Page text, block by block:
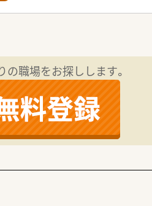
職場をお探しします。